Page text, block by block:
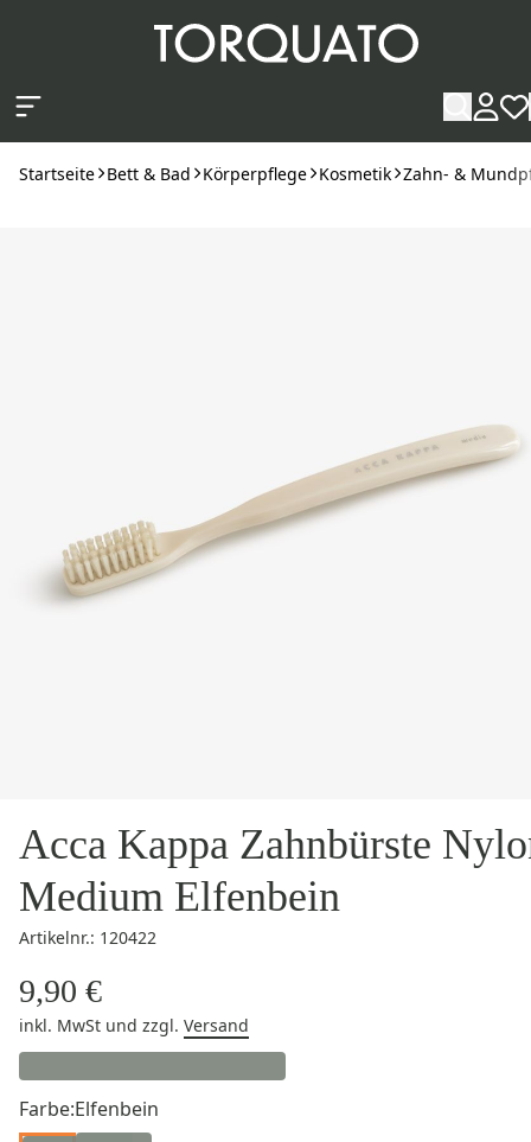
Startseite Bett & Bad Körperpflege Kosmetik Zahn- &
Acca Kappa Zahnbürste
Medium Elfenbein
Artikelnr.: 120422
9,90 €
inkl. MwSt und zzgl. Versand
Farbe:Elfenbein